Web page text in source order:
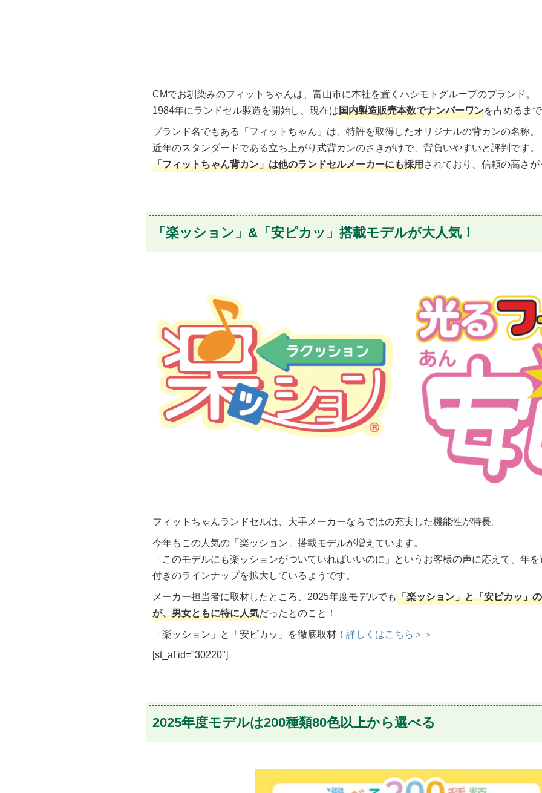
CMでお馴染みのフィットちゃんは、富山市に本社を置くハシモトグループのブランド。
1984年にランドセル製造を開始し、現在は国内製造販売本数でナンバーワンを占めるま
ブランド名でもある「フィットちゃん」は、特許を取得したオリジナルの背カンの名称。
近年のスタンダードである立ち上がり式背カンのさきがけで、背負いやすいと評判です。
「フィットちゃん背カン」は他のランドセルメーカーにも採用されており、信頼の高さが
「楽ッション」&「安ピカッ」搭載モデルが大人気！
フィットちゃんランドセルは、大手メーカーならではの充実した機能性が特長。
今年もこの人気の「楽ッション」搭載モデルが増えています。
「このモデルにも楽ッションがついていればいいのに」というお客様の声に応えて、年を
付きのラインナップを拡大しているようです。
メーカー担当者に取材したところ、2025年度モデルでも「楽ッション」と「安ピカッ」
が、男女ともに特に人気だったとのこと！
「楽ッション」と「安ピカッ」を徹底取材！ 詳しくはこちら＞＞
[st_af id="30220"]
2025年度モデルは200種類80色以上から選べる